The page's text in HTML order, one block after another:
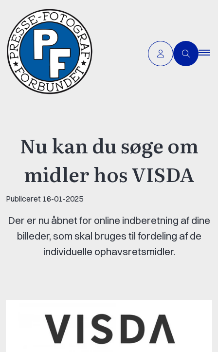
Nu kan du søge om
midler hos VISDA
Publiceret 16-01-2025
Der er nu åbnet for online indberetning af dine
billeder, som skal bruges til fordeling af de
individuelle ophavsretsmidler.